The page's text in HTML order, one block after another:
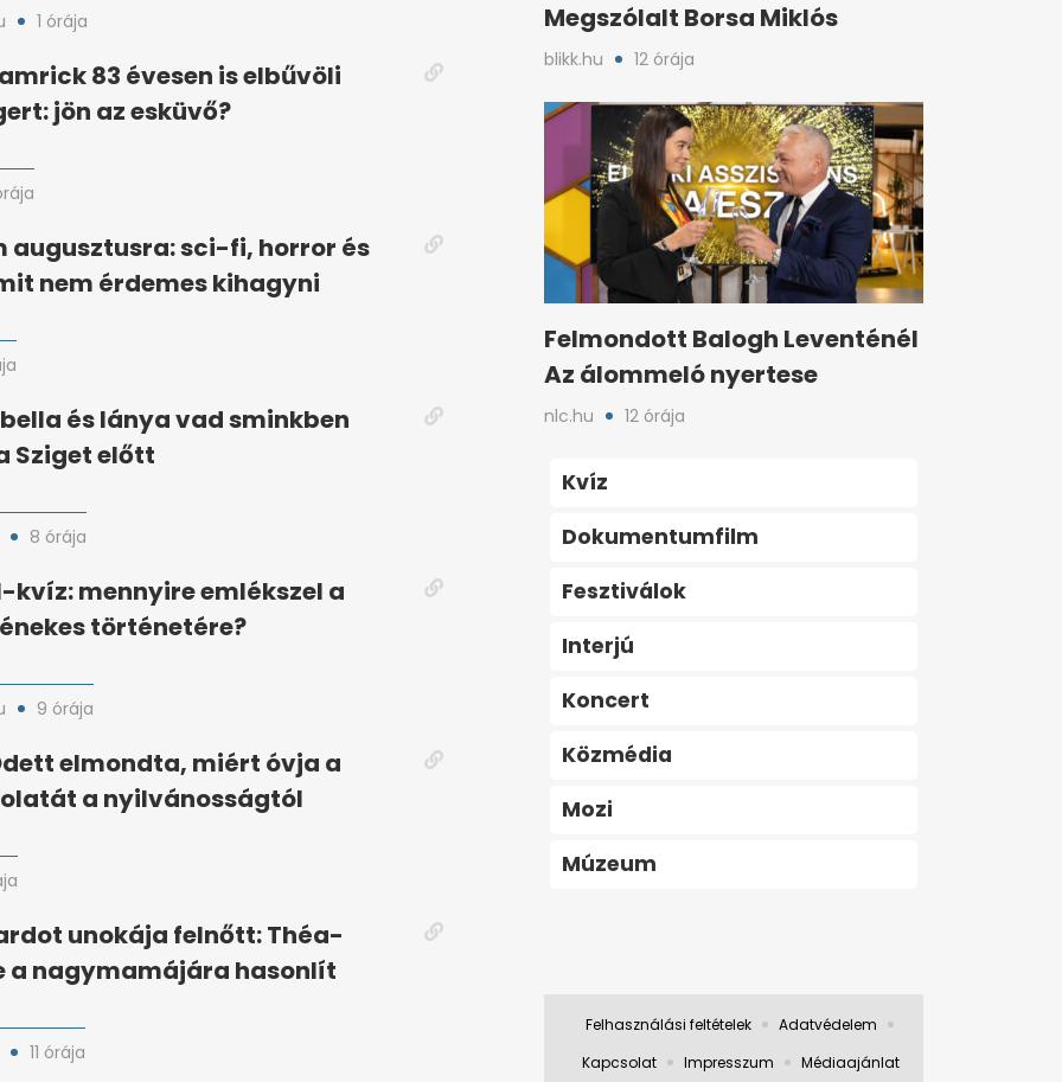
1 órája
83 évesen is elbűvöli
jön az esküvő?
augusztusra: sci-fi, horror és
nem érdemes kihagyni
és lánya vad sminkben
Sziget előtt
8 órája
kvíz: mennyire emlékszel a
történetére?
9 órája
elmondta, miért óvja a
a nyilvánosságtól
unokája felnőtt: Théa-
a nagymamájára hasonlít
11 órája
Megszólalt Borsa Miklós
blikk.hu 12 órája
Felmondott Balogh Leventénél
Az álommeló nyertese
nlc.hu 12 órája
Kvíz
Dokumentumfilm
Fesztiválok
Interjú
Koncert
Közmédia
Mozi
Múzeum
Felhasználási feltételek
Adatvédelem
Kapcsolat
Impresszum Médiaajánlat